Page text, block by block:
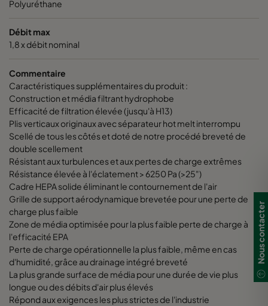
Polyuréthane
Débit max
1,8 x débit nominal
Commentaire
Caractéristiques supplémentaires du produit :
Construction et média filtrant hydrophobe
Efficacité de filtration élevée (jusqu'à H13)
Plis verticaux originaux avec séparateur hot melt interrompu
Scellé de tous les côtés et doté de notre procédé breveté de
double scellement
Résistant aux turbulences et aux pertes de charge extrêmes
Résistance élevée à l'éclatement > 6250 Pa (>25")
Cadre HEPA solide éliminant le contournement de l'air
Grille de support aérodynamique brevetée pour une perte de
charge plus faible
Zone de média optimisée pour la plus faible perte de charge à
l'efficacité EPA
Perte de charge opérationnelle la plus faible, même en cas
d'humidité, grâce au drainage intégré breveté
La plus grande surface de média pour une durée de vie plus
longue ou des débits d'air plus élevés
Répond aux exigences les plus strictes de l'industrie
Nous contacter